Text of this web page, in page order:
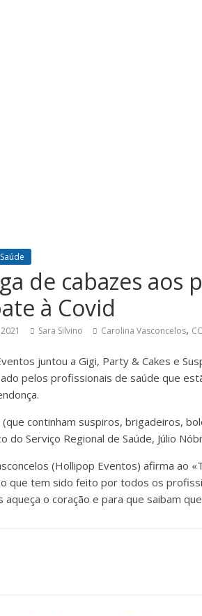
Saúde
de cabazes aos
à Covid
Sara Silvino Carolina Vasconcelos,
juntou a Gigi, Party & Cakes e
pelos profissionais de saúde que
(que continham suspiros, brigadeiros,
do Serviço Regional de Saúde, Júlio
(Hollipop Eventos) afirma ao
que tem sido feito por todos os
aqueça o coração e para que saibam